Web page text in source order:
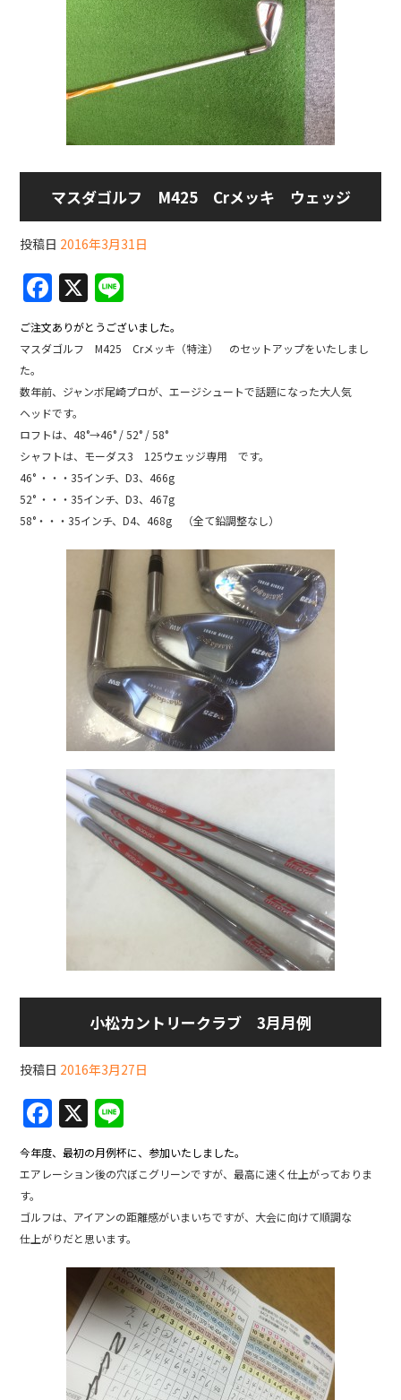
マスダゴルフ M425 Crメッキ ウェッジ
投稿日 2016年3月31日
F
a
c
b
o
o
k
X
n
e
ご注文ありがとうございました。
マスダゴルフ M425 Crメッキ（特注） のセットアップをいたしまし
た。
数年前、ジャンボ尾崎プロが、エージシュートで話題になった大人気
ヘッドです。
ロフトは、48°→46° / 52° / 58°
シャフトは、モーダス3 125ウェッジ専用 です。
46° ・・・35インチ、D3、466g
52° ・・・35インチ、D3、467g
58°・・・35インチ、D4、468g （全て鉛調整なし）
小松カントリークラブ 3月月例
投稿日 2016年3月27日
F
a
c
b
o
k
X
n
e
今年度、最初の月例杯に、参加いたしました。
エアレーション後の穴ぼこグリーンですが、最高に速く仕上がっておりま
す。
ゴルフは、アイアンの距離感がいまいちですが、大会に向けて順調な
仕上がりだと思います。